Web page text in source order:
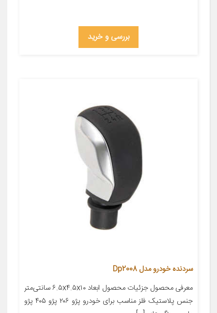
بررسی و خرید
سردنده خودرو مدل Dp2008
معرفی محصول جزئیات محصول ابعاد ۶.۵x۴.۵x۱۰ سانتی‌متر
جنس پلاستیک فلز مناسب برای خودرو پژو ۲۰۶ پژو ۴۰۵ پژو